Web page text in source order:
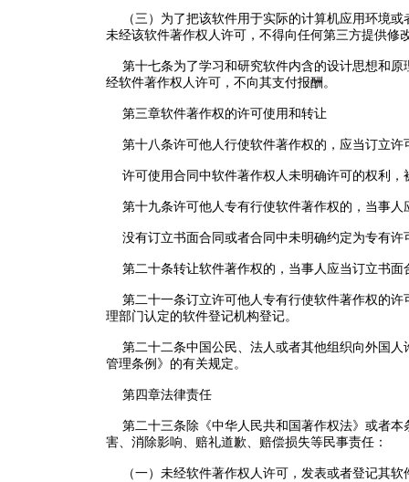
（三）为了把该软件用于实际的计算机应用环境或
未经该软件著作权人许可，不得向任何第三方提供修
第十七条为了学习和研究软件内含的设计思想和原
经软件著作权人许可，不向其支付报酬。
第三章软件著作权的许可使用和转让
第十八条许可他人行使软件著作权的，应当订立许
许可使用合同中软件著作权人未明确许可的权利，
第十九条许可他人专有行使软件著作权的，当事人
没有订立书面合同或者合同中未明确约定为专有许
第二十条转让软件著作权的，当事人应当订立书面
第二十一条订立许可他人专有行使软件著作权的许
理部门认定的软件登记机构登记。
第二十二条中国公民、法人或者其他组织向外国人
管理条例》的有关规定。
第四章法律责任
第二十三条除《中华人民共和国著作权法》或者本
害、消除影响、赔礼道歉、赔偿损失等民事责任：
（一）未经软件著作权人许可，发表或者登记其软